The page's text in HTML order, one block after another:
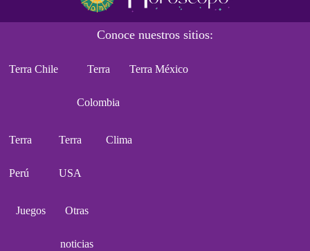
Conoce nuestros sitios:
Terra Chile Terra
Colombia
Terra México
Terra
Perú
Terra
USA
Clima
Juegos Otras
noticias